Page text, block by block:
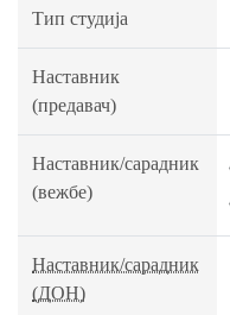
Тип студија
Наставник
(предавач)
Наставник/сарадник
(вежбе)
Наставник/сарадник
(ДОН)